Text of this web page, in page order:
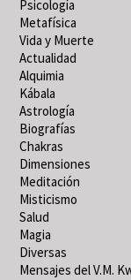
Psicología
Metafísica
Vida y Muerte
Actualidad
Alquimia
Kábala
Astrología
Biografías
Chakras
Dimensiones
Meditación
Misticismo
Salud
Magia
Diversas
Mensajes del V.M.